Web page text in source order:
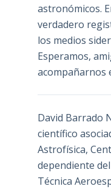
astronómicos.
verdadero
los medios
Esperamos,
acompañarnos
David Barrado
científico
Astrofísica,
dependiente
Técnica